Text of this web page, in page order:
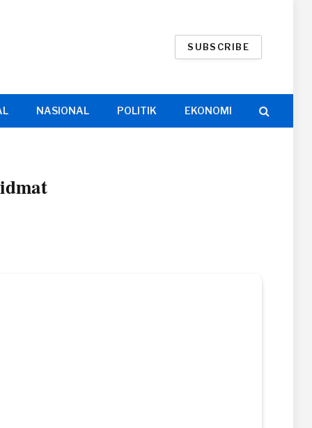
SUBSCRIBE
NASIONAL POLITIK EKONOMI